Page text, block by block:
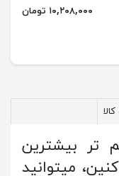
۱۰,۲۰۸,۰۰۰ تومان
تر بیشترین
میتوانید